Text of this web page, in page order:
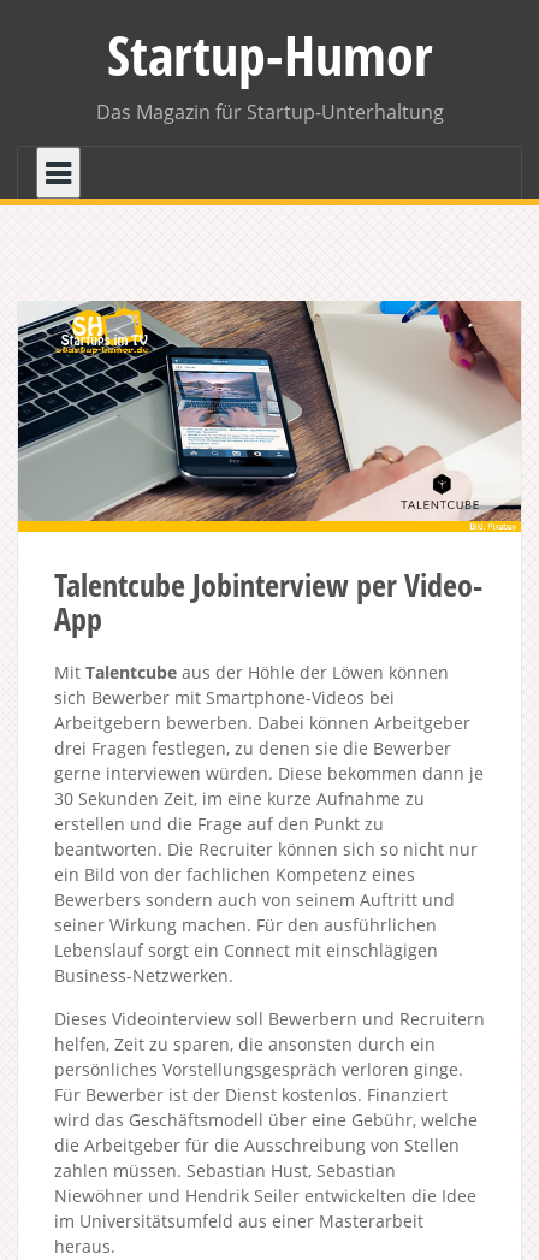
Startup-Humor
Das Magazin für Startup-Unterhaltung
Talentcube Jobinterview per Video-
App
Mit Talentcube aus der Höhle der Löwen können
sich Bewerber mit Smartphone-Videos bei
Arbeitgebern bewerben. Dabei können Arbeitgeber
drei Fragen festlegen, zu denen sie die Bewerber
gerne interviewen würden. Diese bekommen dann je
30 Sekunden Zeit, im eine kurze Aufnahme zu
erstellen und die Frage auf den Punkt zu
beantworten. Die Recruiter können sich so nicht nur
ein Bild von der fachlichen Kompetenz eines
Bewerbers sondern auch von seinem Auftritt und
seiner Wirkung machen. Für den ausführlichen
Lebenslauf sorgt ein Connect mit einschlägigen
Business-Netzwerken.
Dieses Videointerview soll Bewerbern und Recruitern
helfen, Zeit zu sparen, die ansonsten durch ein
persönliches Vorstellungsgespräch verloren ginge.
Für Bewerber ist der Dienst kostenlos. Finanziert
wird das Geschäftsmodell über eine Gebühr, welche
die Arbeitgeber für die Ausschreibung von Stellen
zahlen müssen. Sebastian Hust, Sebastian
Niewöhner und Hendrik Seiler entwickelten die Idee
im Universitätsumfeld aus einer Masterarbeit
heraus.